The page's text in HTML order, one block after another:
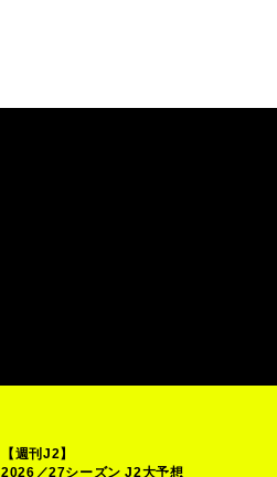
【週刊J2】
2026／27シーズン J2大予想